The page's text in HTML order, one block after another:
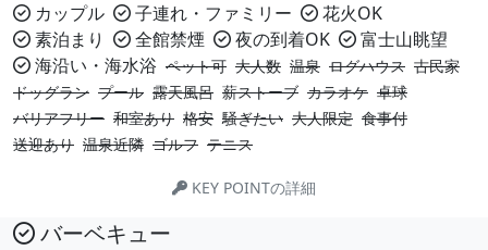
カップル
子連れ・ファミリー
花火OK
素泊まり
全館禁煙 夜の到着OK
富士山眺望
海沿い・海水浴 ペット可 大人数 温泉 ログハウス 古民家
ドッグラン プール 露天風呂 薪ストーブ カラオケ 卓球
バリアフリー 和室あり 格安 騒ぎたい 大人限定 食事付
送迎あり 温泉近隣 ゴルフ テニス
KEY POINTの詳細
バーベキュー